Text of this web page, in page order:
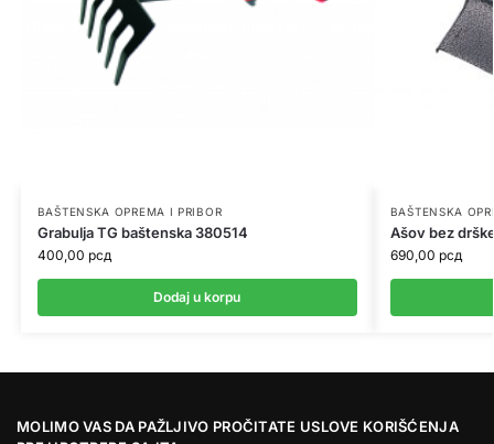
BAŠTENSKA OPREMA I PRIBOR
Grabulja TG baštenska 380514
400,00 рсд
Dodaj u korpu
BAŠTENSKA
Ašov bez
690,00 рсд
MOLIMO VAS DA PAŽLJIVO PROČITATE USLOVE KORIŠĆENJA